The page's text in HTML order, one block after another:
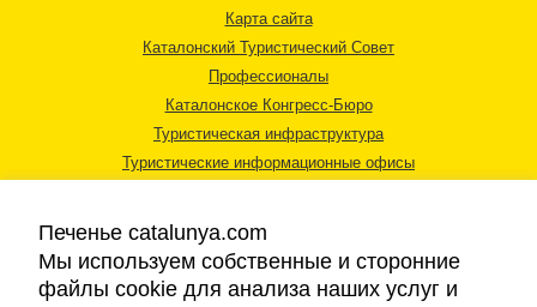
Карта сайта
Каталонский Туристический Совет
Профессионалы
Каталонское Конгресс-Бюро
Туристическая инфраструктура
Туристические информационные офисы
Печенье catalunya.com
Мы используем собственные и сторонние
файлы cookie для анализа наших услуг и